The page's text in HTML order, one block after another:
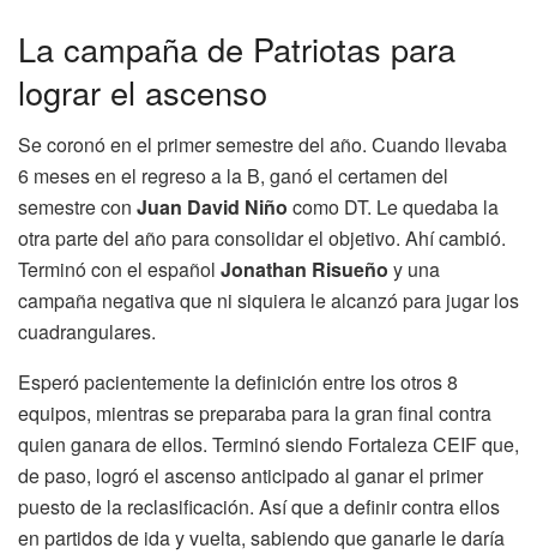
La campaña de Patriotas para
lograr el ascenso
Se coronó en el primer semestre del año. Cuando llevaba
6 meses en el regreso a la B, ganó el certamen del
semestre con Juan David Niño como DT. Le quedaba la
otra parte del año para consolidar el objetivo. Ahí cambió.
Terminó con el español Jonathan Risueño y una
campaña negativa que ni siquiera le alcanzó para jugar los
cuadrangulares.
Esperó pacientemente la definición entre los otros 8
equipos, mientras se preparaba para la gran final contra
quien ganara de ellos. Terminó siendo Fortaleza CEIF que,
de paso, logró el ascenso anticipado al ganar el primer
puesto de la reclasificación. Así que a definir contra ellos
en partidos de ida y vuelta, sabiendo que ganarle le daría